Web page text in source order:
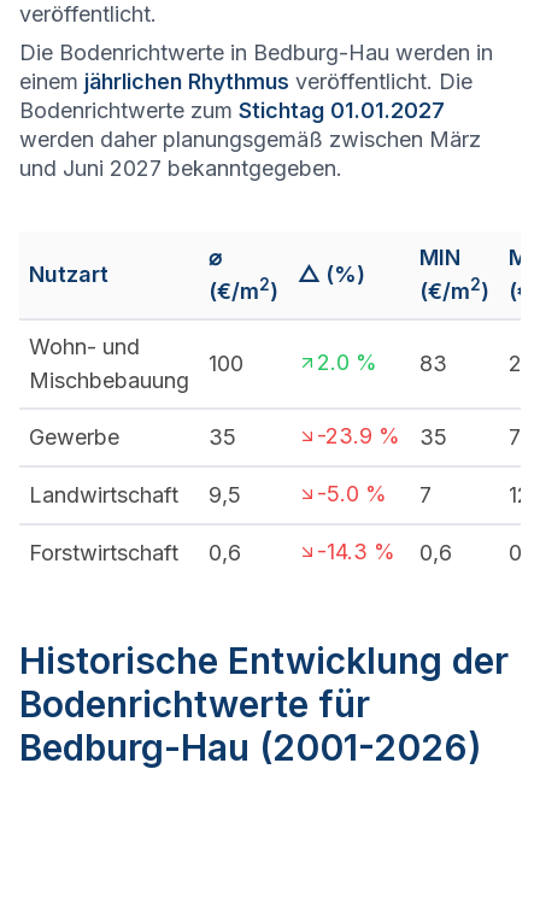
veröffentlicht.
Die Bodenrichtwerte in Bedburg-Hau werden in
einem jährlichen Rhythmus veröffentlicht. Die
Bodenrichtwerte zum Stichtag 01.01.2027
werden daher planungsgemäß zwischen März
und Juni 2027 bekanntgegeben.
Nutzart
⌀
(€/m2)
△ (%)
MIN
(€/m2)
Wohn- und
Mischbebauung
100 2.0 % 83
Gewerbe 35 -23.9 % 35 70
Landwirtschaft 9,5 -5.0 % 7 12
Forstwirtschaft 0,6 -14.3 % 0,6 0,6
Historische Entwicklung der
Bodenrichtwerte für
Bedburg-Hau (2001-2026)